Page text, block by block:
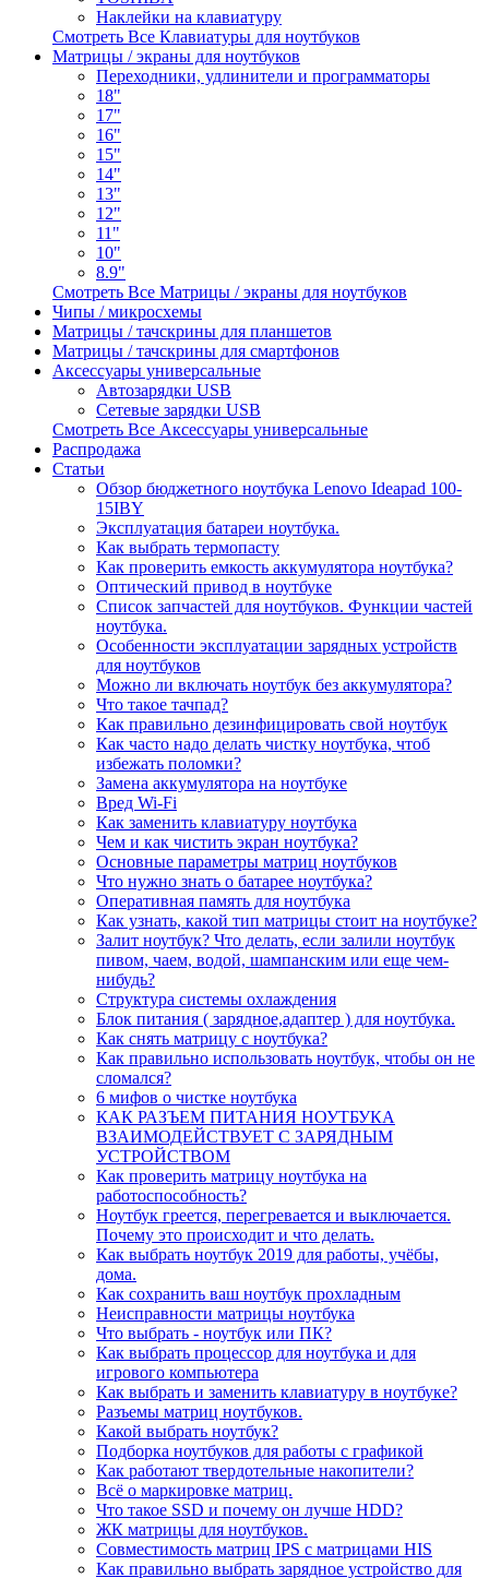
Наклейки на клавиатуру
Смотреть Все Клавиатуры для ноутбуков
Матрицы / экраны для ноутбуков
Переходники, удлинители и программаторы
18"
17"
16"
15"
14"
13"
12"
11"
10"
8.9"
Смотреть Все Матрицы / экраны для ноутбуков
Чипы / микросхемы
Матрицы / тачскрины для планшетов
Матрицы / тачскрины для смартфонов
Аксессуары универсальные
Автозарядки USB
Сетевые зарядки USB
Смотреть Все Аксессуары универсальные
Распродажа
Статьи
Обзор бюджетного ноутбука Lenovo Ideapad 100-
15IBY
Эксплуатация батареи ноутбука.
Как выбрать термопасту
Как проверить емкость аккумулятора ноутбука?
Оптический привод в ноутбуке
Список запчастей для ноутбуков. Функции частей
ноутбука.
Особенности эксплуатации зарядных устройств
для ноутбуков
Можно ли включать ноутбук без аккумулятора?
Что такое тачпад?
Как правильно дезинфицировать свой ноутбук
Как часто надо делать чистку ноутбука, чтоб
избежать поломки?
Замена аккумулятора на ноутбуке
Вред Wi-Fi
Как заменить клавиатуру ноутбука
Чем и как чистить экран ноутбука?
Основные параметры матриц ноутбуков
Что нужно знать о батарее ноутбука?
Оперативная память для ноутбука
Как узнать, какой тип матрицы стоит на ноутбуке?
Залит ноутбук? Что делать, если залили ноутбук
пивом, чаем, водой, шампанским или еще чем-
нибудь?
Структура системы охлаждения
Блок питания ( зарядное,адаптер ) для ноутбука.
Как снять матрицу с ноутбука?
Как правильно использовать ноутбук, чтобы он не
сломался?
6 мифов о чистке ноутбука
КАК РАЗЪЕМ ПИТАНИЯ НОУТБУКА
ВЗАИМОДЕЙСТВУЕТ С ЗАРЯДНЫМ
УСТРОЙСТВОМ
Как проверить матрицу ноутбука на
работоспособность?
Ноутбук греется, перегревается и выключается.
Почему это происходит и что делать.
Как выбрать ноутбук 2019 для работы, учёбы,
дома.
Как сохранить ваш ноутбук прохладным
Неисправности матрицы ноутбука
Что выбрать - ноутбук или ПК?
Как выбрать процессор для ноутбука и для
игрового компьютера
Как выбрать и заменить клавиатуру в ноутбуке?
Разъемы матриц ноутбуков.
Какой выбрать ноутбук?
Подборка ноутбуков для работы с графикой
Как работают твердотельные накопители?
Всё о маркировке матриц.
Что такое SSD и почему он лучше HDD?
ЖК матрицы для ноутбуков.
Совместимость матриц IPS с матрицами HIS
Как правильно выбрать зарядное устройство для